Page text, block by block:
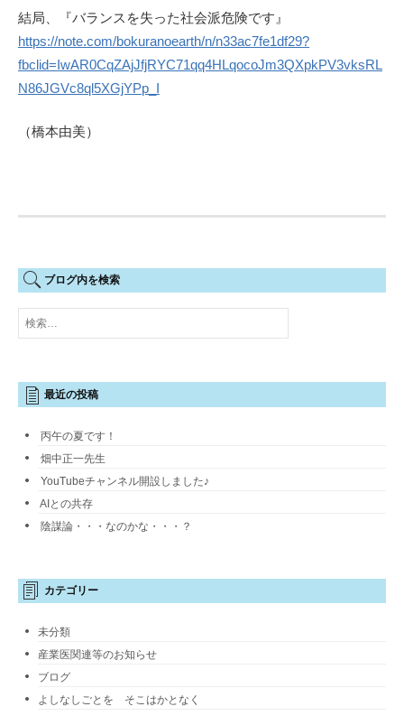
結局、『バランスを失った社会派危険です』
https://note.com/bokuranoearth/n/n33ac7fe1df29?
fbclid=IwAR0CqZAjJfjRYC71qq4HLqocoJm3QXpkPV3vksRL
N86JGVc8ql5XGjYPp_I
（橋本由美）
ブログ内を検索
検
索:
最近の投稿
丙午の夏です！
畑中正一先生
YouTubeチャンネル開設しました♪
AIとの共存
陰謀論・・・なのかな・・・？
カテゴリー
未分類
産業医関連等のお知らせ
ブログ
よしなしごとを そこはかとなく